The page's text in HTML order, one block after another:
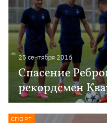
25 сентября 2016
Спасение
рекордсмен
СПОРТ